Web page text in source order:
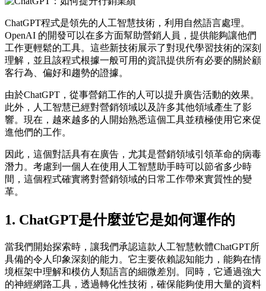
ChatGPT程式是領先的人工智慧技術，利用自然語言處理。
OpenAI 的開發可以在多方面幫助營銷人員，提供能夠讓他們
工作更輕鬆的工具。這些新技術展示了對現代學習技術的深刻
理解，並且該程式根據一般可用的資訊提供所有必要的關於顧
客行為、偏好和趨勢的證據。
由於ChatGPT，從事營銷工作的人可以提升廣告活動的效果。
此外，人工智慧已經對營銷領域以及許多其他領域產生了影
響。現在，越來越多的人開始熟悉這個工具並積極使用它來促
進他們的工作。
因此，這個對話具有在廣告，尤其是營銷領域引領革命的病毒
潛力。考慮到一個人在使用人工智慧助手時可以節省多少時
間，這個程式確實將對營銷領域的日常工作帶來實質性的變
革。
1. ChatGPT是什麼並它是如何運作的
當我們開始探索時，讓我們承認這款人工智慧軟體ChatGPT所
具備的令人印象深刻的能力。它主要依賴認知能力，能夠在情
境框架中理解和模仿人類語言的細微差別。同時，它通過強大
的神經網路工具，透過轉化性技術，確保能夠使用大量的資料